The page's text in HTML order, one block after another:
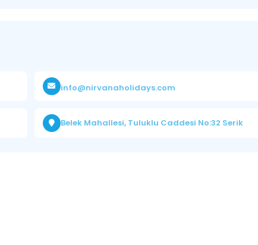
info@nirvanaholidays.com
Belek Mahallesi, Tuluklu Caddesi No:32 Serik